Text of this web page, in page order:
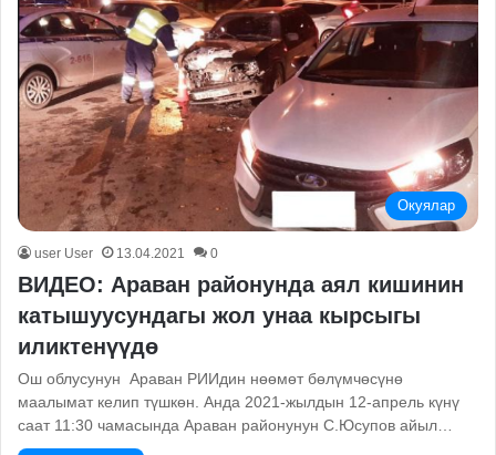
Окуялар
user User 13.04.2021 0
ВИДЕО: Араван районунда аял кишинин
катышуусундагы жол унаа кырсыгы
иликтенүүдө
Ош облусунун Араван РИИдин нөөмөт бөлүмчөсүнө
маалымат келип түшкөн. Анда 2021-жылдын 12-апрель күнү
саат 11:30 чамасында Араван районунун С.Юсупов айыл…